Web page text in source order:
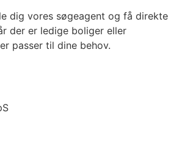
dig vores søgeagent og få direkte
der er ledige boliger eller
passer til dine behov.